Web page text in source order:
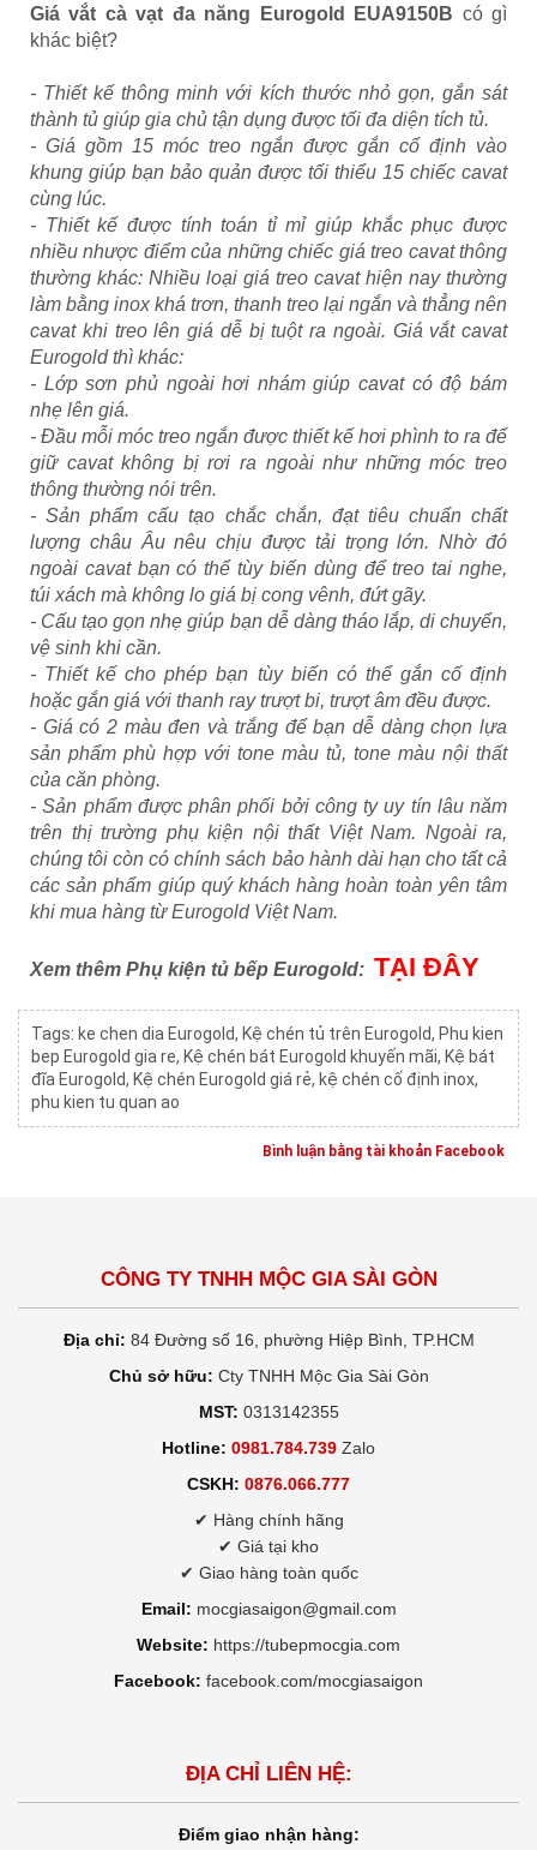
Giá vắt cà vạt đa năng Eurogold EUA9150B có gì
khác biệt?
- Thiết kế thông minh với kích thước nhỏ gọn, gắn sát
thành tủ giúp gia chủ tận dụng được tối đa diện tích tủ.
- Giá gồm 15 móc treo ngắn được gắn cố định vào
khung giúp bạn bảo quản được tối thiểu 15 chiếc cavat
cùng lúc.
- Thiết kế được tính toán tỉ mỉ giúp khắc phục được
nhiều nhược điểm của những chiếc giá treo cavat thông
thường khác: Nhiều loại giá treo cavat hiện nay thường
làm bằng inox khá trơn, thanh treo lại ngắn và thẳng nên
cavat khi treo lên giá dễ bị tuột ra ngoài. Giá vắt cavat
Eurogold thì khác:
- Lớp sơn phủ ngoài hơi nhám giúp cavat có độ bám
nhẹ lên giá.
- Đầu mỗi móc treo ngắn được thiết kế hơi phình to ra để
giữ cavat không bị rơi ra ngoài như những móc treo
thông thường nói trên.
- Sản phẩm cấu tạo chắc chắn, đạt tiêu chuẩn chất
lượng châu Âu nêu chịu được tải trọng lớn. Nhờ đó
ngoài cavat bạn có thể tùy biến dùng để treo tai nghe,
túi xách mà không lo giá bị cong vênh, đứt gãy.
- Cấu tạo gọn nhẹ giúp bạn dễ dàng tháo lắp, di chuyển,
vệ sinh khi cần.
- Thiết kế cho phép bạn tùy biến có thể gắn cố định
hoặc gắn giá với thanh ray trượt bi, trượt âm đều được.
- Giá có 2 màu đen và trắng để bạn dễ dàng chọn lựa
sản phẩm phù hợp với tone màu tủ, tone màu nội thất
của căn phòng.
- Sản phẩm được phân phối bởi công ty uy tín lâu năm
trên thị trường phụ kiện nội thất Việt Nam. Ngoài ra,
chúng tôi còn có chính sách bảo hành dài hạn cho tất cả
các sản phẩm giúp quý khách hàng hoàn toàn yên tâm
khi mua hàng từ Eurogold Việt Nam.
Xem thêm Phụ kiện tủ bếp Eurogold: TẠI ĐÂY
Tags: ke chen dia Eurogold, Kệ chén tủ trên Eurogold, Phu kien
bep Eurogold gia re, Kệ chén bát Eurogold khuyến mãi, Kệ bát
đĩa Eurogold, Kệ chén Eurogold giá rẻ, kệ chén cố định inox,
phu kien tu quan ao
Bình luận bằng tài khoản Facebook
CÔNG TY TNHH MỘC GIA SÀI GÒN
Địa chỉ: 84 Đường số 16, phường Hiệp Bình, TP.HCM
Chủ sở hữu: Cty TNHH Mộc Gia Sài Gòn
MST: 0313142355
Hotline: 0981.784.739 Zalo
CSKH: 0876.066.777
✔ Hàng chính hãng
✔ Giá tại kho
✔ Giao hàng toàn quốc
Email: mocgiasaigon@gmail.com
Website: https://tubepmocgia.com
Facebook: facebook.com/mocgiasaigon
ĐỊA CHỈ LIÊN HỆ:
Điểm giao nhận hàng: